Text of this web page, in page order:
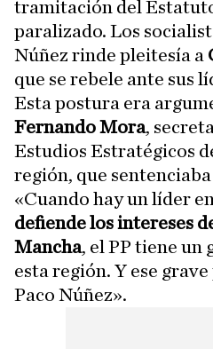
tramitación del
paralizado. Los
Núñez rinde pleitesía a
que se rebele ante sus
Esta postura era
Fernando Mora,
Estudios Estratégicos
región, que
«Cuando hay un líder
defiende los intereses
Mancha, el PP tiene un
esta región. Y ese
Paco Núñez».